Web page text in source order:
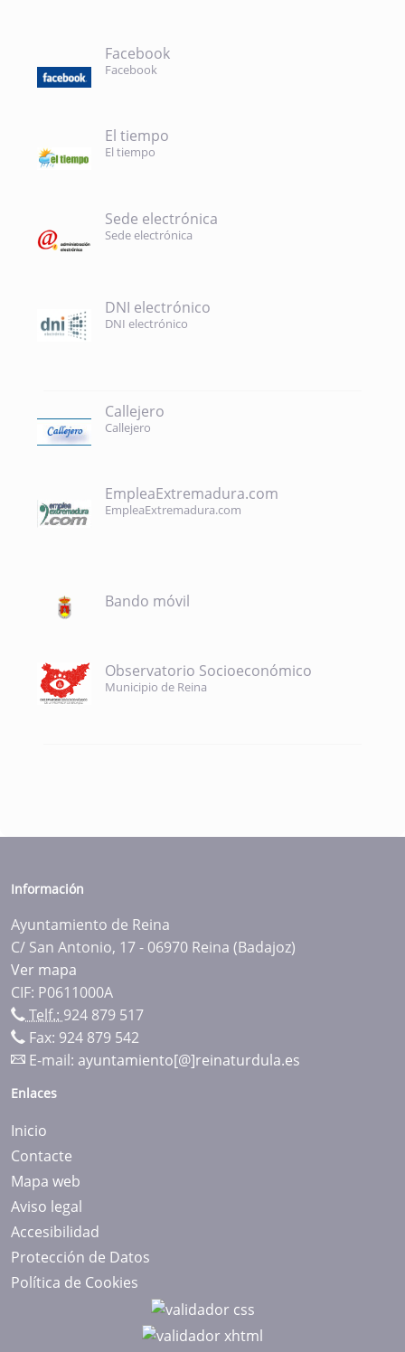
Facebook
Facebook
El tiempo
El tiempo
Sede electrónica
Sede electrónica
DNI electrónico
DNI electrónico
Callejero
Callejero
EmpleaExtremadura.com
EmpleaExtremadura.com
Bando móvil
Observatorio Socioeconómico
Municipio de Reina
Información
Ayuntamiento de Reina
C/ San Antonio, 17 - 06970 Reina (Badajoz)
Ver mapa
CIF: P0611000A
Telf.: 924 879 517
Fax: 924 879 542
E-mail: ayuntamiento[@]reinaturdula.es
Enlaces
Inicio
Contacte
Mapa web
Aviso legal
Accesibilidad
Protección de Datos
Política de Cookies